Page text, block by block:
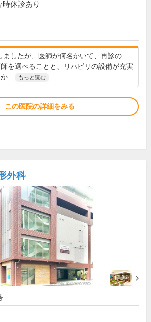
休診あり
ましたが、医師が何名かいて、再診の
を選べることと、リハビリの設備が充実
...
もっと読む
この医院の詳細をみる
外科